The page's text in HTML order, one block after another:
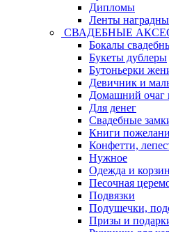
Дипломы
Ленты
СВАДЕБНЫЕ
Бокалы
Букеты дублеры
Бутоньерки
Девичник и
Домашний очаг
Для денег
Свадебные
Книги
Конфетти,
Нужное
Одежда и
Песочная
Подвязки
Подушечки,
Призы и